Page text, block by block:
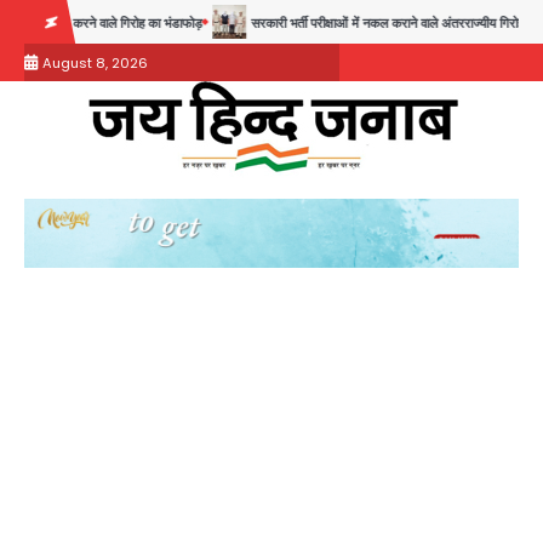
content
वाले गिरोह का भंडाफोड़ सरकारी भर्ती परीक्षाओं में नकल कराने वाले अंतरराज्यीय गिरोह का भंडाफोड़,
August 8, 2026